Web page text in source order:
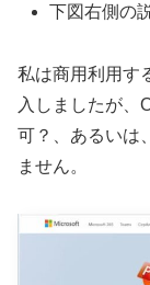
下図右側の
私は商用利用す
入しましたが、
可？、あるいは
ません。